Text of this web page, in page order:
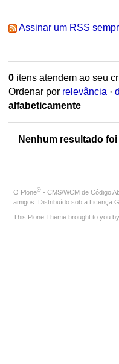
Assinar um RSS
0itens atendem ao seu
Ordenar por relevância ·
alfabeticamente
Nenhum resultado
O Plone® - CMS/WCM de Código
amigos. Distribuído sob a Licença
This Plone Theme brought to you by